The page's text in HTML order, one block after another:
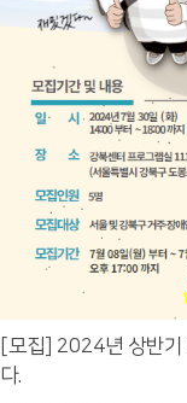
[모집] 2024년 상반기
다.